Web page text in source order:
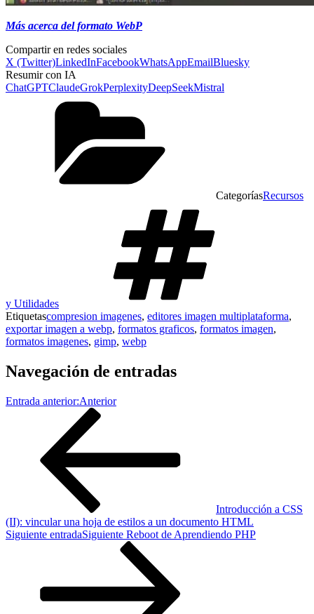
Más acerca del formato WebP
Compartir en redes sociales
X (Twitter)LinkedInFacebookWhatsAppEmailBluesky
Resumir con IA
ChatGPTClaudeGrokPerplexityDeepSeekMistral
CategoríasRecursos
y Utilidades
Etiquetascompresion imagenes, editores imagen multiplataforma,
exportar imagen a webp, formatos graficos, formatos imagen,
formatos imagenes, gimp, webp
Navegación de entradas
Entrada anterior:Anterior
Introducción a CSS
(II): vincular una hoja de estilos a un documento HTML
Siguiente entradaSiguiente Reboot de Aprendiendo PHP